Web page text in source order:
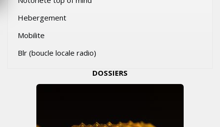
Hebergement
Mobilite
Blr (boucle locale radio)
DOSSIERS